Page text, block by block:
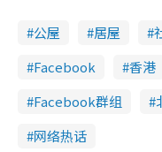
公屋 居屋
Facebook
香港
Facebook群组
网络热话